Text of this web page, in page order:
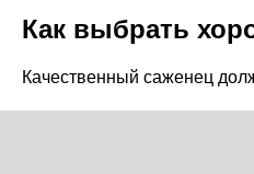
Как выбрать
Качественный саженец